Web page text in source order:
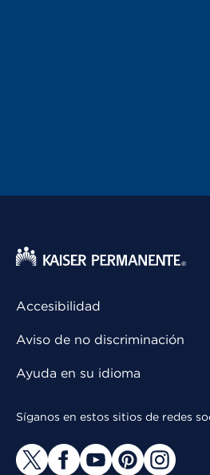
Accesibilidad
Aviso de no discriminación
Ayuda en su idioma
Síganos en estos sitios de redes